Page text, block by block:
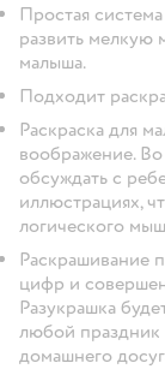
Простая
развить
малыша.
Подходит
Раскраска для
воображение.
обсуждать с
иллюстрациях,
логического
Раскрашивание
цифр и
Разукрашка
любой праздник
домашнего